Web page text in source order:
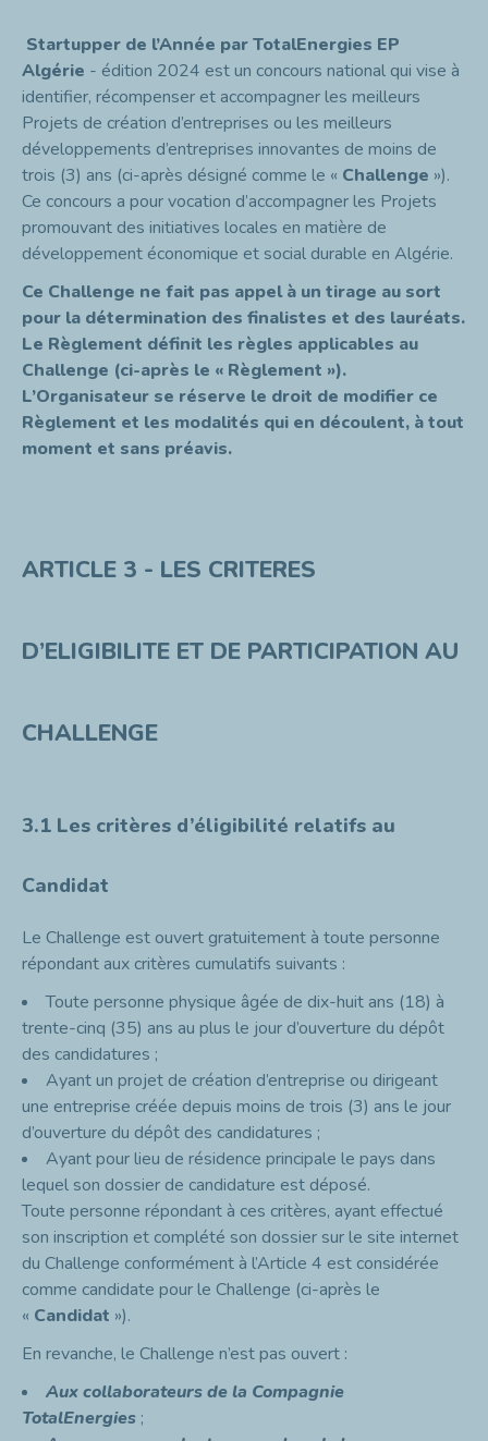
Startupper de l’Année par TotalEnergies EP
Algérie - édition 2024 est un concours national qui vise à
identifier, récompenser et accompagner les meilleurs
Projets de création d’entreprises ou les meilleurs
développements d’entreprises innovantes de moins de
trois (3) ans (ci-après désigné comme le « Challenge »).
Ce concours a pour vocation d’accompagner les Projets
promouvant des initiatives locales en matière de
développement économique et social durable en Algérie.
Ce Challenge ne fait pas appel à un tirage au sort
pour la détermination des finalistes et des lauréats.
Le Règlement définit les règles applicables au
Challenge (ci-après le « Règlement »).
L’Organisateur se réserve le droit de modifier ce
Règlement et les modalités qui en découlent, à tout
moment et sans préavis.
ARTICLE 3 - LES CRITERES
D’ELIGIBILITE ET DE PARTICIPATION AU
CHALLENGE
3.1 Les critères d’éligibilité relatifs au
Candidat
Le Challenge est ouvert gratuitement à toute personne
répondant aux critères cumulatifs suivants :
Toute personne physique âgée de dix-huit ans (18) à
trente-cinq (35) ans au plus le jour d’ouverture du dépôt
des candidatures ;
Ayant un projet de création d’entreprise ou dirigeant
une entreprise créée depuis moins de trois (3) ans le jour
d’ouverture du dépôt des candidatures ;
Ayant pour lieu de résidence principale le pays dans
lequel son dossier de candidature est déposé.
Toute personne répondant à ces critères, ayant effectué
son inscription et complété son dossier sur le site internet
du Challenge conformément à l’Article 4 est considérée
comme candidate pour le Challenge (ci-après le
« Candidat »).
En revanche, le Challenge n’est pas ouvert :
Aux collaborateurs de la Compagnie
TotalEnergies ;